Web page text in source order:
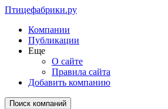
Птицефабрики.ру
Компании
Публикации
Еще
О сайте
Правила сайта
Добавить компанию
Поиск компаний